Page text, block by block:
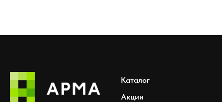
Каталог
Акции